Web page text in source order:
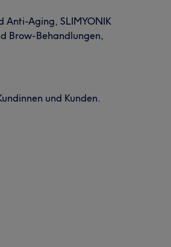
Anti-Aging, SLIMYONIK
Brow-Behandlungen,
und Kunden.